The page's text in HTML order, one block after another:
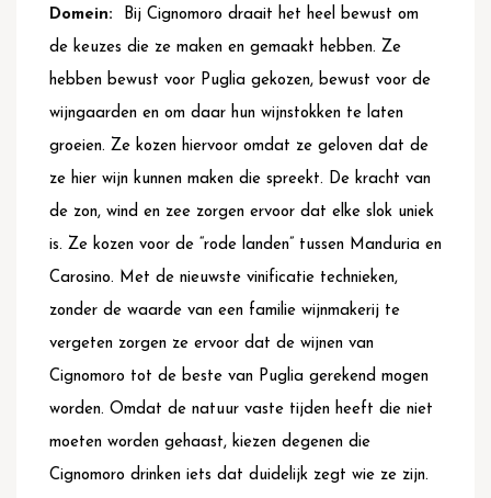
Bij Cignomoro draait het heel bewust om
de keuzes die ze maken en gemaakt hebben. Ze
hebben bewust voor Puglia gekozen, bewust voor de
wijngaarden en om daar hun wijnstokken te laten
groeien. Ze kozen hiervoor omdat ze geloven dat de
ze hier wijn kunnen maken die spreekt. De kracht van
de zon, wind en zee zorgen ervoor dat elke slok uniek
is. Ze kozen voor de “rode landen” tussen Manduria en
Carosino. Met de nieuwste vinificatie technieken,
zonder de waarde van een familie wijnmakerij te
vergeten zorgen ze ervoor dat de wijnen van
Cignomoro tot de beste van Puglia gerekend mogen
worden. Omdat de natuur vaste tijden heeft die niet
moeten worden gehaast, kiezen degenen die
Cignomoro drinken iets dat duidelijk zegt wie ze zijn.